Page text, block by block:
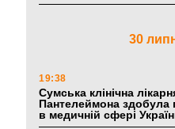
30
19:38
Сумська клінічна
Пантелеймона здобула
в медичній сфері